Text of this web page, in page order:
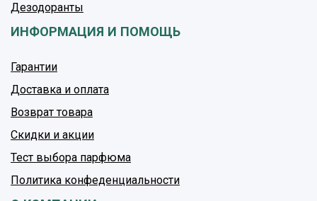
Дезодоранты
ИНФОРМАЦИЯ И ПОМОЩЬ
Гарантии
Доставка и оплата
Возврат товара
Скидки и акции
Тест выбора парфюма
Политика конфеденциальности